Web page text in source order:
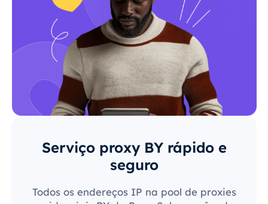
Serviço proxy BY rápido e
seguro
Todos os endereços IP na pool de proxies